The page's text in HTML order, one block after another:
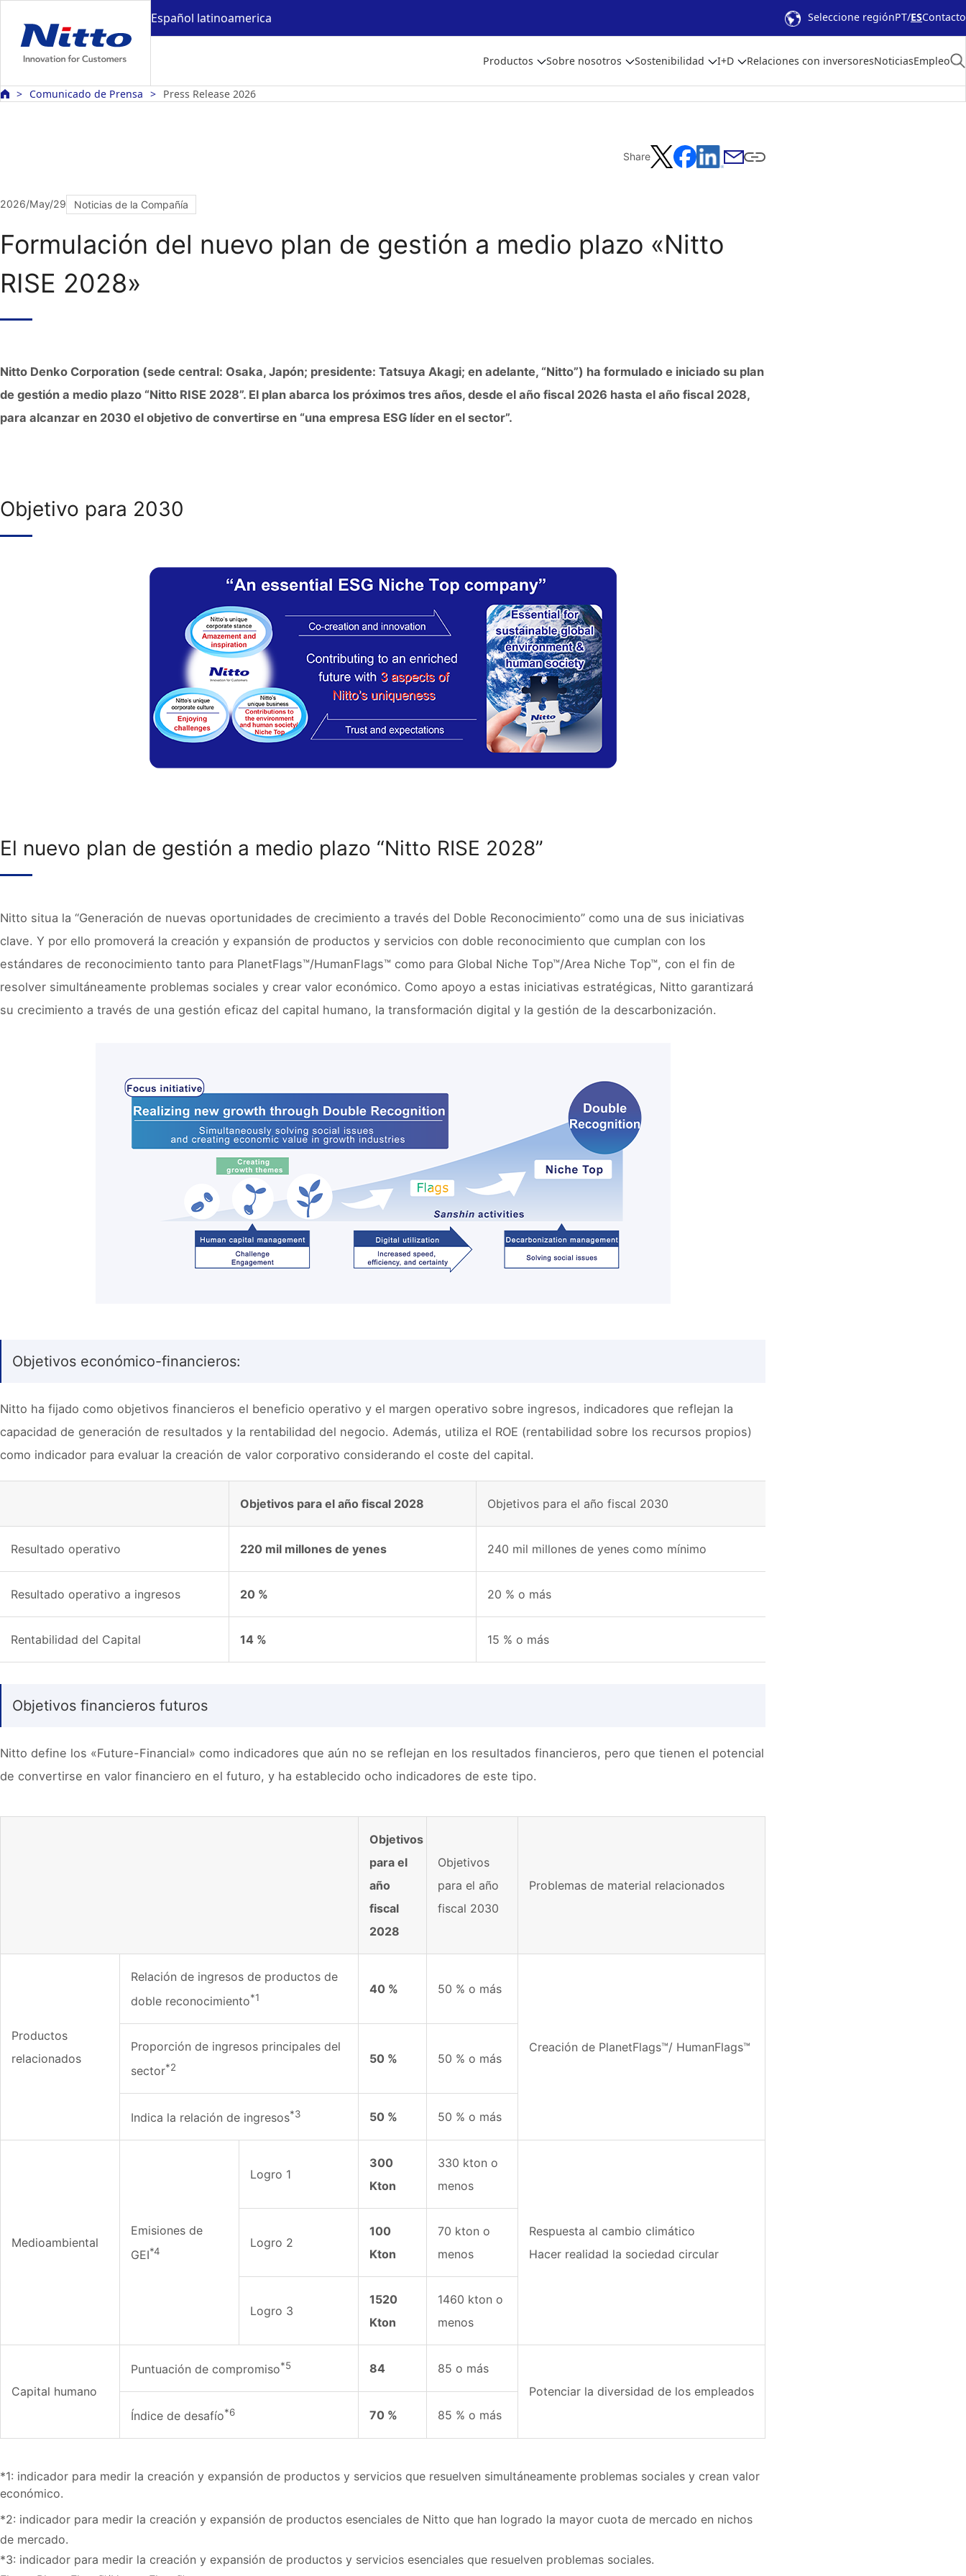
Español latinoamerica Seleccione regiónPT ESContacto
Productos Sobre nosotros Sostenibilidad I+D Relaciones con inversoresNoticiasEmpleo
Comunicado de Prensa Press Release 2026
Share
2026/May/29 Noticias de la Compañía
Formulación del nuevo plan de gestión a medio plazo «Nitto
RISE 2028»
Nitto Denko Corporation (sede central: Osaka, Japón; presidente: Tatsuya Akagi; en adelante, “Nitto”) ha formulado e iniciado su plan
de gestión a medio plazo “Nitto RISE 2028”. El plan abarca los próximos tres años, desde el año fiscal 2026 hasta el año fiscal 2028,
para alcanzar en 2030 el objetivo de convertirse en “una empresa ESG líder en el sector”.
Objetivo para 2030
El nuevo plan de gestión a medio plazo “Nitto RISE 2028”
Nitto situa la “Generación de nuevas oportunidades de crecimiento a través del Doble Reconocimiento” como una de sus iniciativas
clave. Y por ello promoverá la creación y expansión de productos y servicios con doble reconocimiento que cumplan con los
estándares de reconocimiento tanto para PlanetFlags™/HumanFlags™ como para Global Niche Top™/Area Niche Top™, con el fin de
resolver simultáneamente problemas sociales y crear valor económico. Como apoyo a estas iniciativas estratégicas, Nitto garantizará
su crecimiento a través de una gestión eficaz del capital humano, la transformación digital y la gestión de la descarbonización.
Objetivos económico-financieros:
Nitto ha fijado como objetivos financieros el beneficio operativo y el margen operativo sobre ingresos, indicadores que reflejan la
capacidad de generación de resultados y la rentabilidad del negocio. Además, utiliza el ROE (rentabilidad sobre los recursos propios)
como indicador para evaluar la creación de valor corporativo considerando el coste del capital.
Objetivos para el año fiscal 2028 Objetivos para el año fiscal 2030
Resultado operativo 220 mil millones de yenes 240 mil millones de yenes como mínimo
Resultado operativo a ingresos 20 % 20 % o más
Rentabilidad del Capital 14 % 15 % o más
Objetivos financieros futuros
Nitto define los «Future-Financial» como indicadores que aún no se reflejan en los resultados financieros, pero que tienen el potencial
de convertirse en valor financiero en el futuro, y ha establecido ocho indicadores de este tipo.
Objetivos
para el
año
fiscal
2028
Objetivos
para el año
fiscal 2030
Problemas de material relacionados
Productos
relacionados
Relación de ingresos de productos de
doble reconocimiento*1
40 % 50 % o más
Creación de PlanetFlags™/ HumanFlags™
Proporción de ingresos principales del
sector*2
50 % 50 % o más
Indica la relación de ingresos*3 50 % 50 % o más
Medioambiental
Emisiones de
GEI*4
Logro 1
300
Kton
330 kton o
menos
Respuesta al cambio climático
Hacer realidad la sociedad circular
Logro 2
100
Kton
70 kton o
menos
Logro 3
1520
Kton
1460 kton o
menos
Capital humano
Puntuación de compromiso*5 84
85 o más
Potenciar la diversidad de los empleados
Índice de desafío*6 70 % 85 % o más
*1: indicador para medir la creación y expansión de productos y servicios que resuelven simultáneamente problemas sociales y crean valor
económico.
*2: indicador para medir la creación y expansión de productos esenciales de Nitto que han logrado la mayor cuota de mercado en nichos
de mercado.
*3: indicador para medir la creación y expansión de productos y servicios esenciales que resuelven problemas sociales.